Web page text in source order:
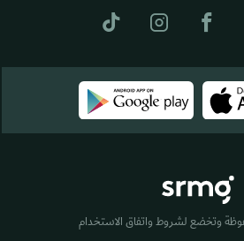
وتخضع لشروط واتفاق الاستخدام